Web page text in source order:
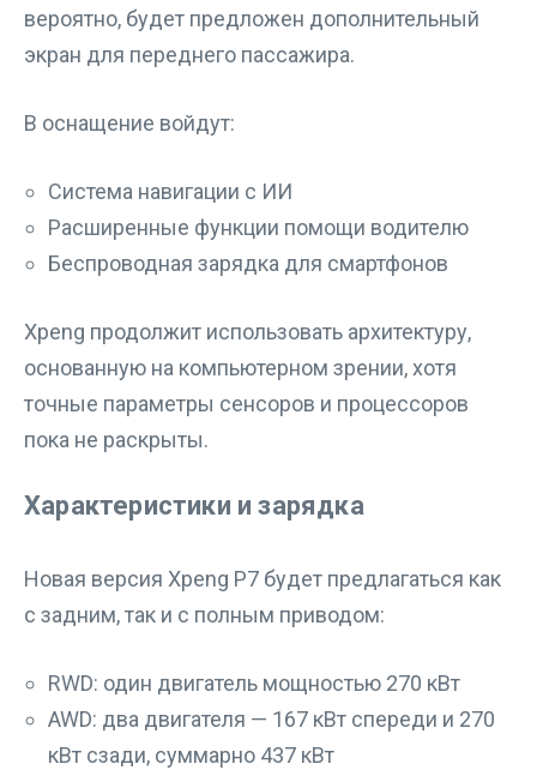
вероятно, будет предложен дополнительный
экран для переднего пассажира.
В оснащение войдут:
Система навигации с ИИ
Расширенные функции помощи водителю
Беспроводная зарядка для смартфонов
Xpeng продолжит использовать архитектуру,
основанную на компьютерном зрении, хотя
точные параметры сенсоров и процессоров
пока не раскрыты.
Характеристики и зарядка
Новая версия Xpeng P7 будет предлагаться как
с задним, так и с полным приводом:
RWD: один двигатель мощностью 270 кВт
AWD: два двигателя — 167 кВт спереди и 270
кВт сзади, суммарно 437 кВт